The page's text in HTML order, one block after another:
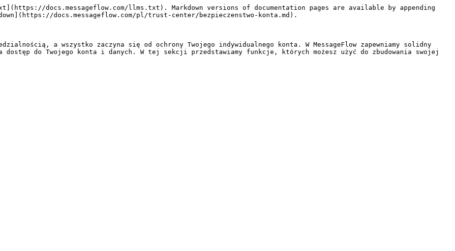
docs.messageflow.com/llms.txt). Markdown versions of documentation pages are available by appending
docs.messageflow.com/pl/trust-center/bezpieczenstwo-konta.md).
a wszystko zaczyna się od ochrony Twojego indywidualnego konta. W MessageFlow zapewniamy solidny
do Twojego konta i danych. W tej sekcji przedstawiamy funkcje, których możesz użyć do zbudowania swojej